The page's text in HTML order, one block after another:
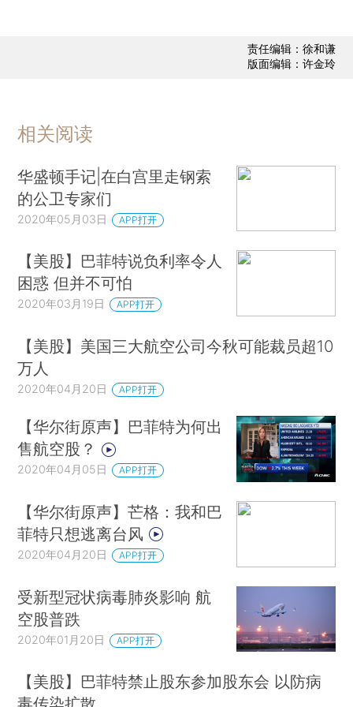
责任编辑：徐和谦
版面编辑：许金玲
相关阅读
华盛顿手记|在白宫里走钢索
的公卫专家们
2020年05月03日 APP打开
【美股】巴菲特说负利率令人
困惑 但并不可怕
2020年03月19日 APP打开
【美股】美国三大航空公司今秋可能裁员超10
万人
2020年04月20日 APP打开
【华尔街原声】巴菲特为何出
售航空股？
2020年04月05日 APP打开
【华尔街原声】芒格：我和巴
菲特只想逃离台风
2020年04月20日 APP打开
受新型冠状病毒肺炎影响 航
空股普跌
2020年01月20日 APP打开
【美股】巴菲特禁止股东参加股东会 以防病